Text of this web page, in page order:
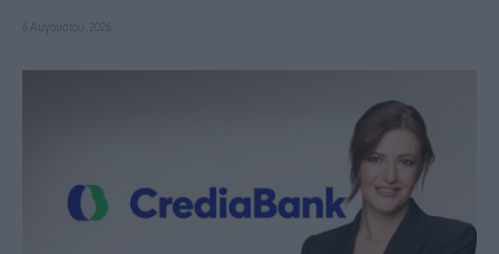
6 Αυγούστου, 2026